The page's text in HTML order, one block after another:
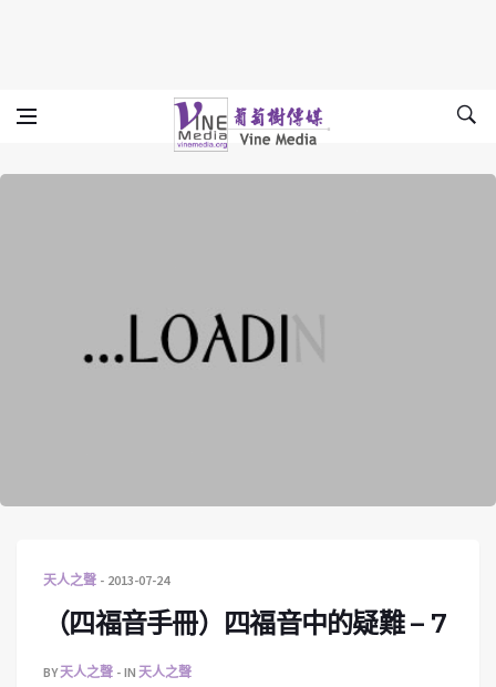
Vine Media
葡萄樹傳媒
天人之聲 2013-07-24
（四福音手冊）四福音中的疑難 – 7
BY天人之聲 IN 天人之聲